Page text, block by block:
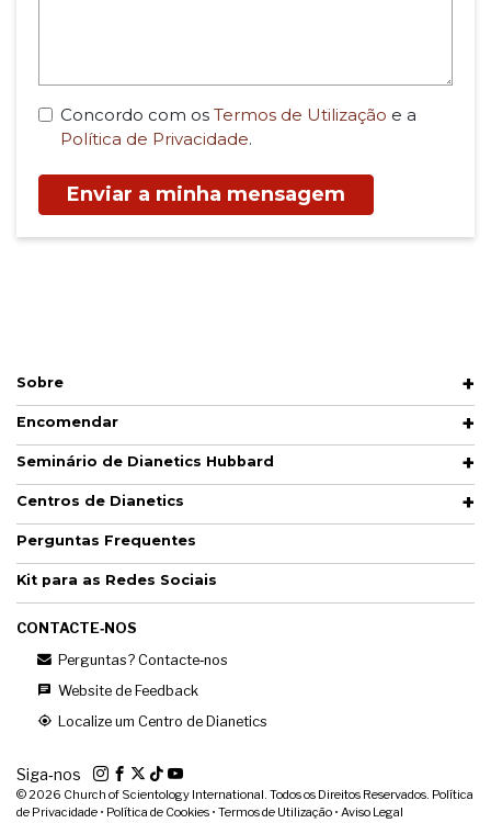
Concordo com os Termos de Utilização e a
Política de Privacidade.
Enviar a minha mensagem
Sobre
Encomendar
Seminário de Dianetics Hubbard
Centros de Dianetics
Perguntas Frequentes
Kit para as Redes Sociais
CONTACTE‑NOS
Perguntas? Contacte‑nos
Website de Feedback
Localize um Centro de Dianetics
Siga‑nos
© 2026 Church of Scientology International. Todos os Direitos Reservados. Política
de Privacidade • Política de Cookies • Termos de Utilização • Aviso Legal